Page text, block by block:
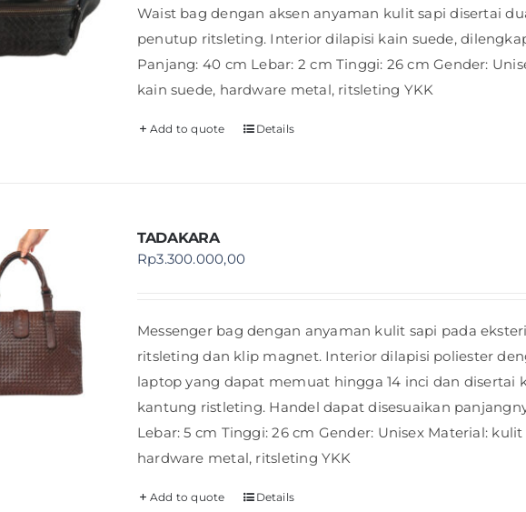
Waist bag dengan aksen anyaman kulit sapi disertai
penutup ritsleting. Interior dilapisi kain suede,
Panjang: 40 cm Lebar: 2 cm Tinggi: 26 cm Gender:
kain suede, hardware metal, ritsleting YKK
Add to quote Details
TADAKARA
Rp3.300.000,00
Messenger bag dengan anyaman kulit sapi pada
ritsleting dan klip magnet. Interior dilapisi poliester
laptop yang dapat memuat hingga 14 inci dan disertai
kantung ristleting. Handel dapat disesuaikan
Lebar: 5 cm Tinggi: 26 cm Gender: Unisex Material:
hardware metal, ritsleting YKK
Add to quote Details